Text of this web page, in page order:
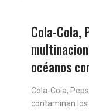
Cola-Cola,
océanos
Cola-Cola,
contaminan